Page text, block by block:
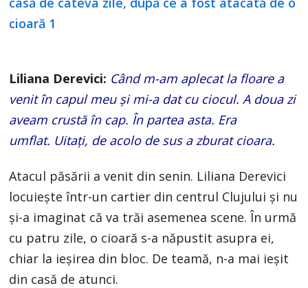
Liliana Derevici: Când m-am aplecat la floare a
venit în capul meu şi mi-a dat cu ciocul. A doua zi
aveam crustă în cap. În partea asta. Era
umflat. Uitaţi, de acolo de sus a zburat cioara.
Atacul păsării a venit din senin. Liliana Derevici
locuieşte într-un cartier din centrul Clujului şi nu
şi-a imaginat că va trăi asemenea scene. În urmă
cu patru zile, o cioară s-a năpustit asupra ei,
chiar la ieşirea din bloc. De teamă, n-a mai ieşit
din casă de atunci.